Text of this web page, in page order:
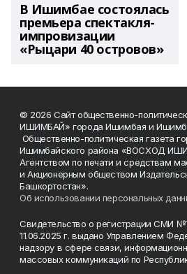
В Ишимбае состоялась
премьера спектакля-
импровизации
«Рыцари 40 островов»
© 2026 Сайт общественно-
ИШИМБАЙ» города Ишимбая и
Общественно-политическая газета
Ишимбайского района «ВОСХОД
Агентством по печати и средствам
и Акционерным обществом
Башкортостан».
Об использовании персональных
Свидетельство о регистрации СМИ
11.06.2025 г. выдано Управлением
надзору в сфере связи,
массовых коммуникаций по